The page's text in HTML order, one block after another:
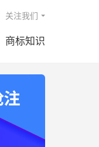
商标知识
关注我们